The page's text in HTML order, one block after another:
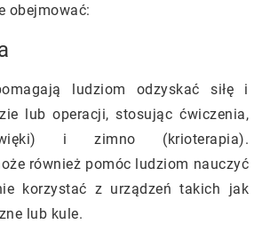
obejmować:
ludziom odzyskać siłę i
lub operacji, stosując ćwiczenia,
i zimno (krioterapia).
również pomóc ludziom nauczyć
korzystać z urządzeń takich jak
lub kule.